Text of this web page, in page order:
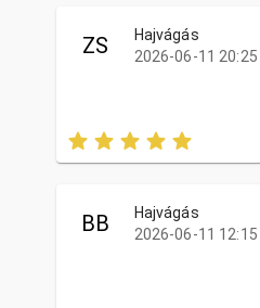
ZS
Hajvágás
2026-06-11 20:25
BB
Hajvágás
2026-06-11 12:15